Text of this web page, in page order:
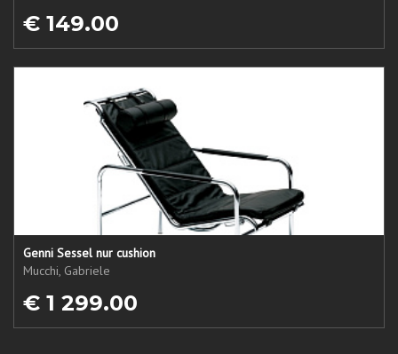
€ 149.00
Genni Sessel nur cushion
Mucchi, Gabriele
€ 1 299.00